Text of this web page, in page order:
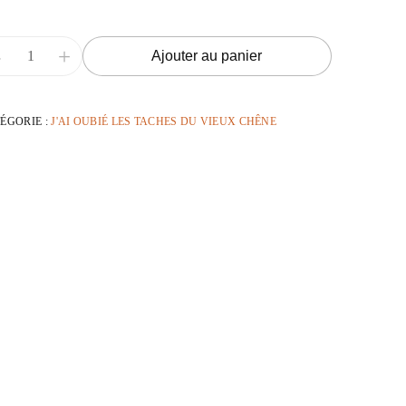
+ Ajouter au panier
:J'AI OUBIÉ LES TACHES DU VIEUX CHÊNE